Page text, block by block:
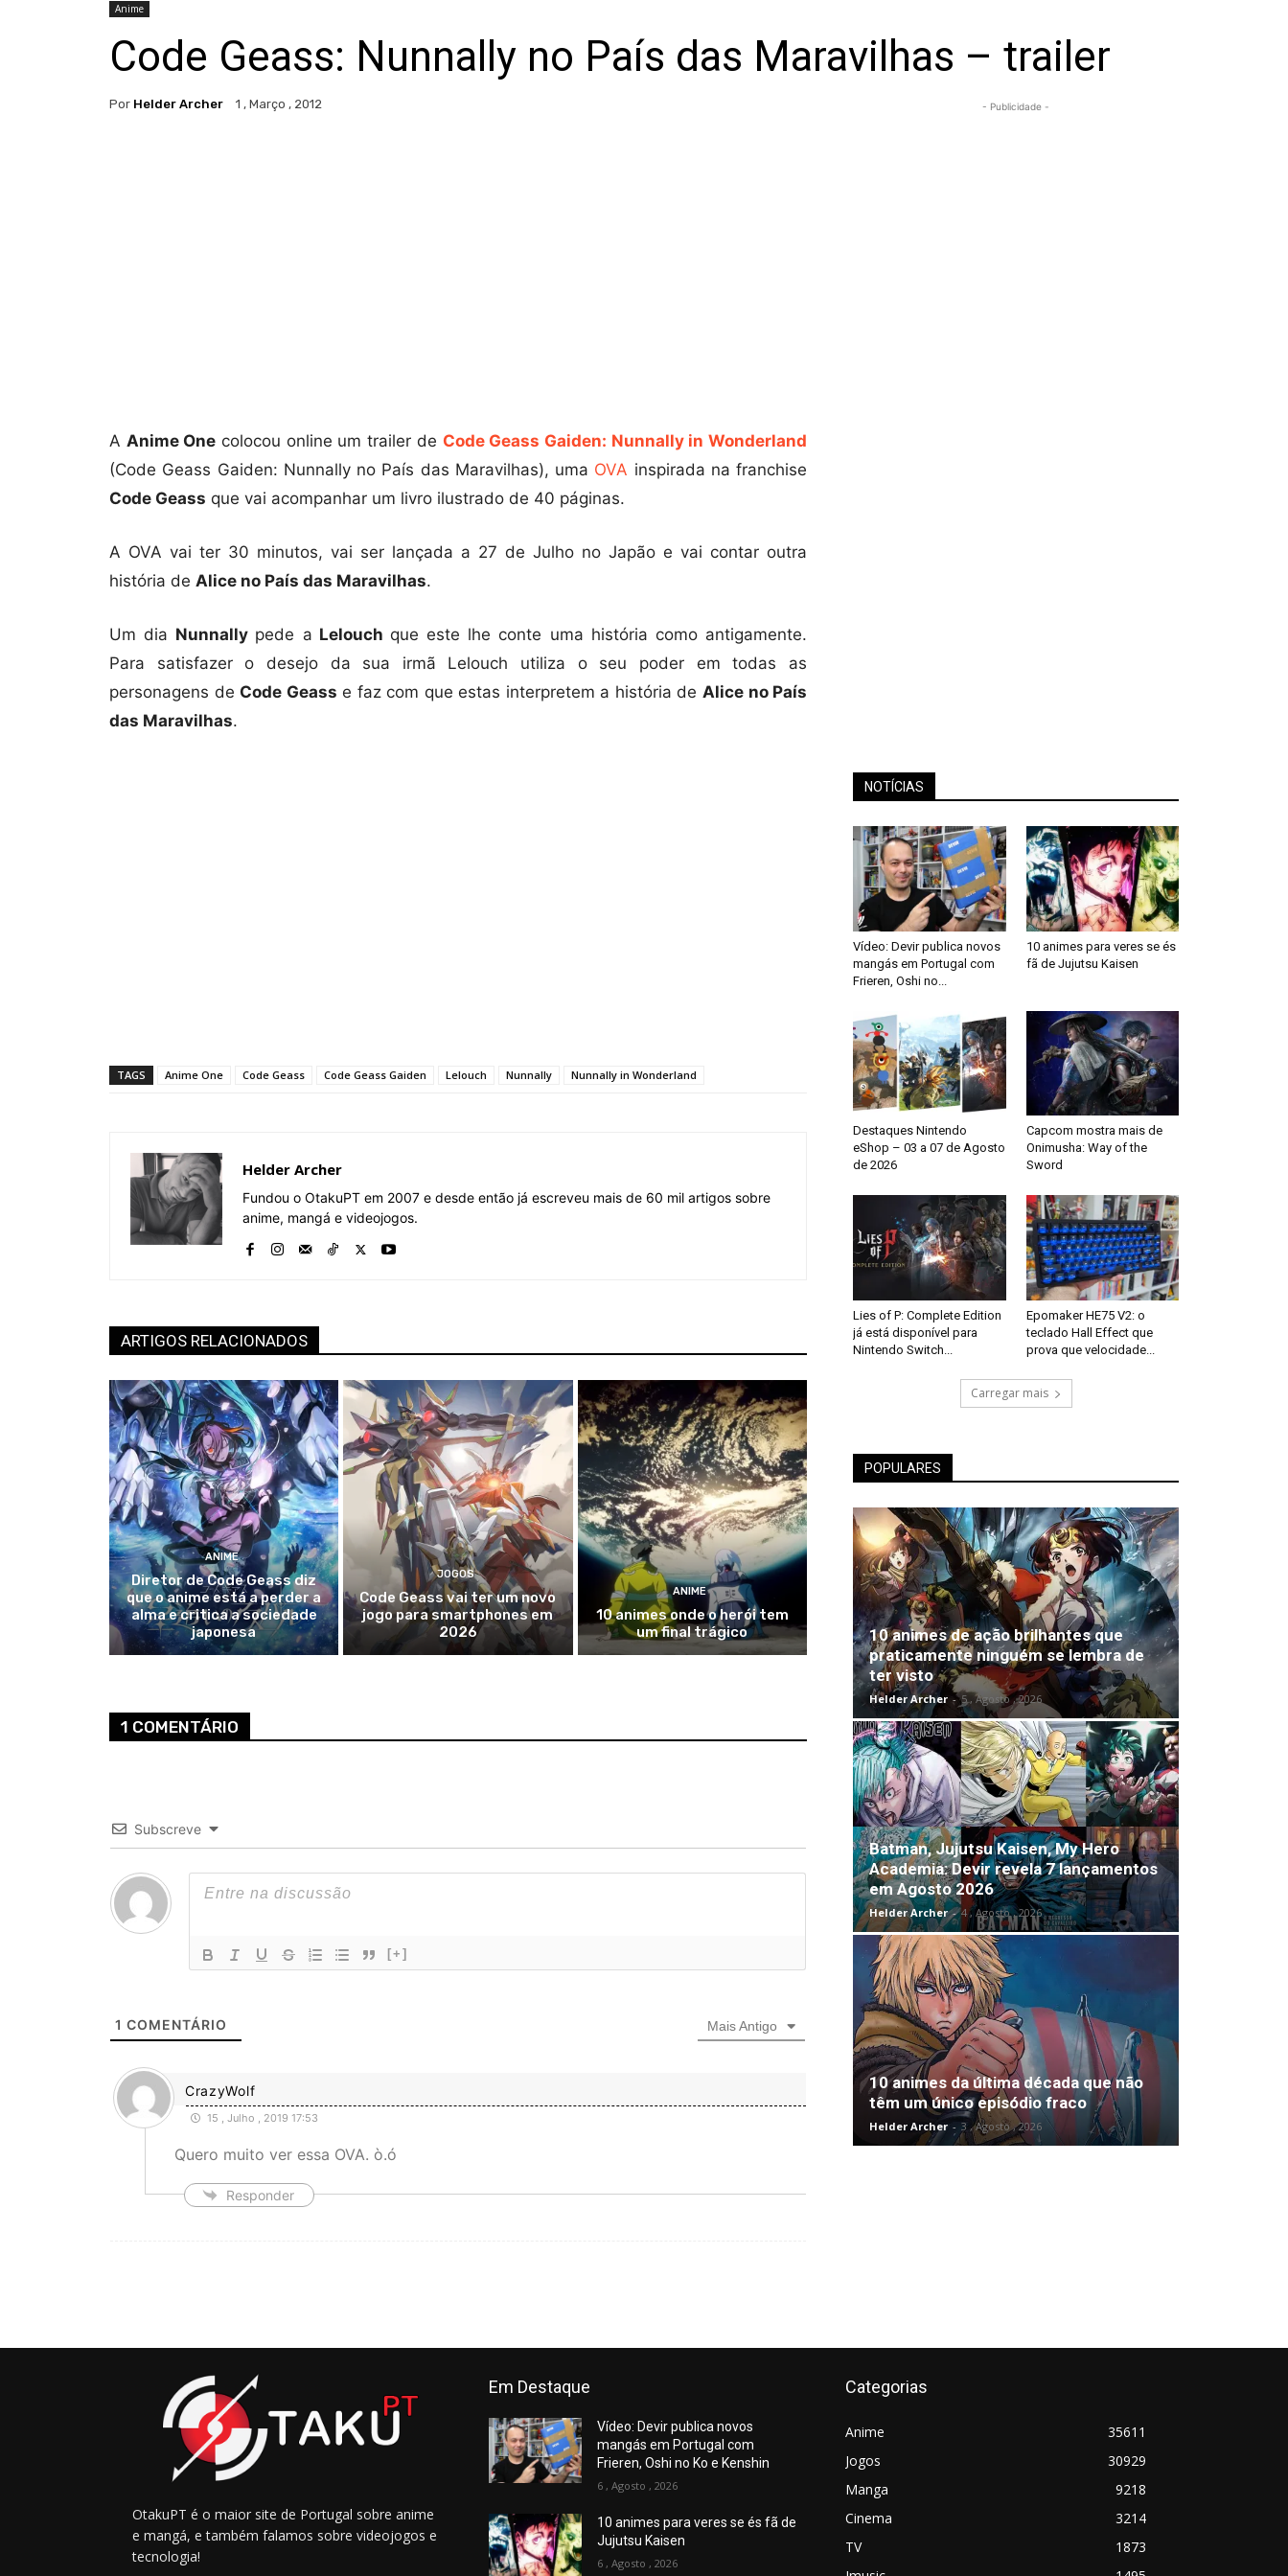
Anime
Code Geass: Nunnally no País das Maravilhas – trailer
Por Helder Archer 1 , Março , 2012
A Anime One colocou online um trailer de Code Geass Gaiden: Nunnally in Wonderland
(Code Geass Gaiden: Nunnally no País das Maravilhas), uma OVA inspirada na franchise
Code Geass que vai acompanhar um livro ilustrado de 40 páginas.
A OVA vai ter 30 minutos, vai ser lançada a 27 de Julho no Japão e vai contar outra
história de Alice no País das Maravilhas.
Um dia Nunnally pede a Lelouch que este lhe conte uma história como antigamente.
Para satisfazer o desejo da sua irmã Lelouch utiliza o seu poder em todas as
personagens de Code Geass e faz com que estas interpretem a história de Alice no País
das Maravilhas.
TAGS Anime One Code Geass Code Geass Gaiden Lelouch Nunnally Nunnally in Wonderland
Helder Archer
Fundou o OtakuPT em 2007 e desde então já escreveu mais de 60 mil artigos sobre
anime, mangá e videojogos.
ARTIGOS RELACIONADOS
ANIME
Diretor de Code Geass diz
que o anime está a perder a
alma e critica a sociedade
japonesa
JOGOS
Code Geass vai ter um novo
jogo para smartphones em
2026
ANIME
10 animes onde o herói tem
um final trágico
1 COMENTÁRIO
Subscreve
[+]
1 COMENTÁRIO Mais Antigo
CrazyWolf
15 , Julho , 2019 17:53
Quero muito ver essa OVA. ò.ó
Responder
- Publicidade -
NOTÍCIAS
Vídeo: Devir publica novos
mangás em Portugal com
Frieren, Oshi no...
10 animes para veres se és
fã de Jujutsu Kaisen
Destaques Nintendo
eShop – 03 a 07 de Agosto
de 2026
Capcom mostra mais de
Onimusha: Way of the
Sword
Lies of P: Complete Edition
já está disponível para
Nintendo Switch...
Epomaker HE75 V2: o
teclado Hall Effect que
prova que velocidade...
Carregar mais
POPULARES
10 animes de ação brilhantes que
praticamente ninguém se lembra de
ter visto
Helder Archer - 5 , Agosto , 2026
Batman, Jujutsu Kaisen, My Hero
Academia: Devir revela 7 lançamentos
em Agosto 2026
Helder Archer - 4 , Agosto , 2026
10 animes da última década que não
têm um único episódio fraco
Helder Archer - 3 , Agosto , 2026
OtakuPT é o maior site de Portugal sobre anime
e mangá, e também falamos sobre videojogos e
tecnologia!
Em Destaque
Vídeo: Devir publica novos
mangás em Portugal com
Frieren, Oshi no Ko e Kenshin
6 , Agosto , 2026
10 animes para veres se és fã de
Jujutsu Kaisen
6 , Agosto , 2026
Categorias
Anime
35611
Jogos
30929
Manga
9218
Cinema
3214
TV
1873